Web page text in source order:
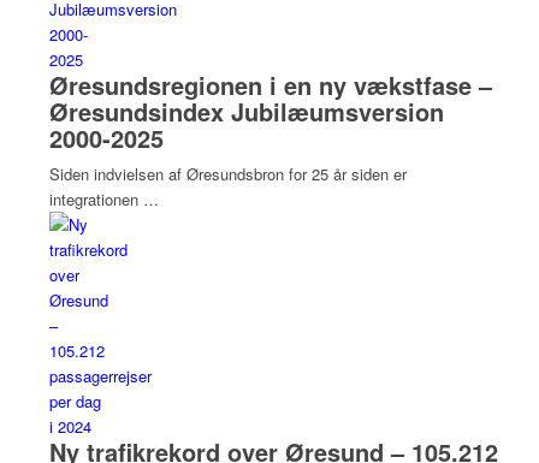
Øresundsregionen i en ny vækstfase –
Øresundsindex Jubilæumsversion
2000-2025
Siden indvielsen af Øresundsbron for 25 år siden er
integrationen …
Ny trafikrekord over Øresund – 105.212